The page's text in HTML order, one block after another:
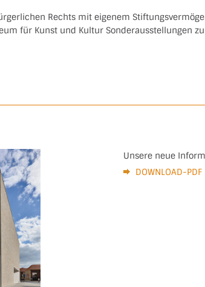
Rechts mit eigenem
für Kunst und Kultur Sonderausstellungen
Unsere neue
DOWNLOAD-PDF